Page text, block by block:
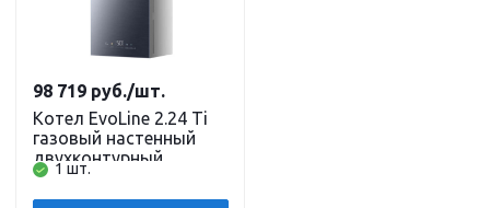
Котел EvoLine 2.24 Ti
газовый настенный
двухконтурный
закрытая камера
сгорания 24 кВт HAIER
1 шт.
98 719 руб./шт.